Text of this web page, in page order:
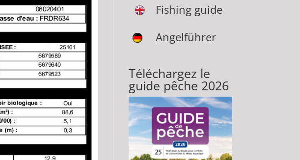
Fishing guide
Angelführer
Téléchargez le
guide pêche 2026